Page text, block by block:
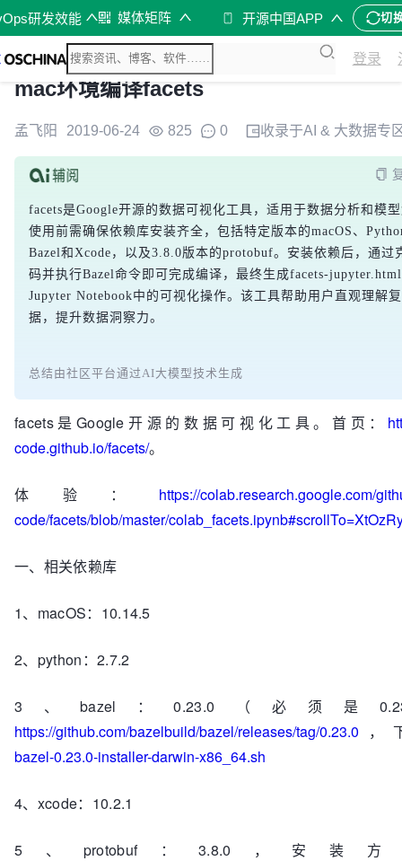
研发效能 媒体矩阵 开源中国APP 切
登录
mac环境编译facets
孟飞阳 2019-06-24 825 0 收录于AI & 大数据专
facets是Google开源的数据可视化工具，适用于数据分析和模
使用前需确保依赖库安装齐全，包括特定版本的macOS、
Bazel和Xcode，以及3.8.0版本的protobuf。安装依赖后，通过
码并执行Bazel命令即可完成编译，最终生成facets-
Jupyter Notebook中的可视化操作。该工具帮助用户直观理解
据，提升数据洞察力。
总结由社区平台通过AI大模型技术生成
facets是Google开源的数据可视化工具。首页：
code.github.io/facets/。
体验： https://colab.research.google.com/
code/facets/blob/master/
一、相关依赖库
1、macOS：10.14.5
2、python：2.7.2
3、bazel：0.23.0（必须是
https://github.com/bazelbuild/bazel/releases/tag/0.23.0 ，
bazel-0.23.0-installer-darwin-x86_64.sh
4、xcode：10.2.1
5、protobuf：3.8.0，安装方